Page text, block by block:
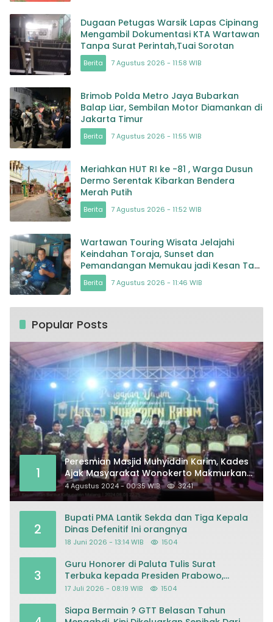
Dugaan Petugas Warsik Lapas Cipinang
Mengambil Dokumentasi KTA Wartawan
Tanpa Surat Perintah,Tuai Sorotan
Berita 7 Agustus 2026 - 11:58 WIB
Brimob Polda Metro Jaya Bubarkan
Balap Liar, Sembilan Motor Diamankan di
Jakarta Timur
Berita 7 Agustus 2026 - 11:55 WIB
Meriahkan HUT RI ke -81 , Warga Dusun
Dermo Serentak Kibarkan Bendera
Merah Putih
Berita 7 Agustus 2026 - 11:52 WIB
Wartawan Touring Wisata Jelajahi
Keindahan Toraja, Sunset dan
Pemandangan Memukau jadi Kesan Tak
Terlupakan
Berita 7 Agustus 2026 - 11:46 WIB
Popular Posts
1
Peresmian Masjid Muhyiddin Karim, Kades
Ajak Masyarakat Wonokerto Makmurkan
Masjid
4 Agustus 2024 - 00:35 WIB 3241
2
Bupati PMA Lantik Sekda dan Tiga Kepala
Dinas Defenitif Ini orangnya
18 Juni 2026 - 13:14 WIB 1504
3
Guru Honorer di Paluta Tulis Surat
Terbuka kepada Presiden Prabowo,
Mohon Keadilan atas Dugaan
17 Juli 2026 - 08:19 WIB 1504
Siapa Bermain ? GTT Belasan Tahun